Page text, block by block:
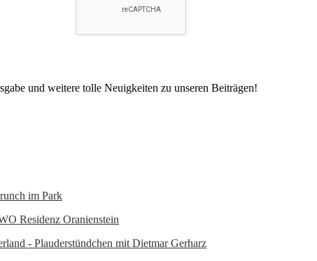
und weitere tolle Neuigkeiten zu unseren Beiträgen!
im Park
Residenz Oranienstein
- Plauderstündchen mit Dietmar Gerharz